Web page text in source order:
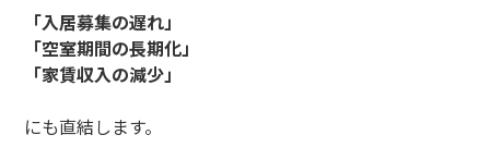
「入居募集の遅れ」
「空室期間の長期化」
「家賃収入の減少」
にも直結します。